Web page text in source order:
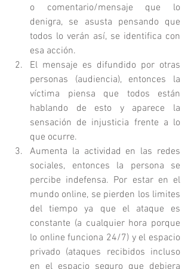
o comentario/mensaje que lo
denigra, se asusta pensando que
todos lo verán así, se identifica con
esa acción.
El mensaje es difundido por otras
personas (audiencia), entonces la
víctima piensa que todos están
hablando de esto y aparece la
sensación de injusticia frente a lo
que ocurre.
Aumenta la actividad en las redes
sociales, entonces la persona se
percibe indefensa. Por estar en el
mundo online, se pierden los limites
del tiempo ya que el ataque es
constante (a cualquier hora porque
lo online funciona 24/7) y el espacio
privado (ataques recibidos incluso
en el espacio seguro que debiera